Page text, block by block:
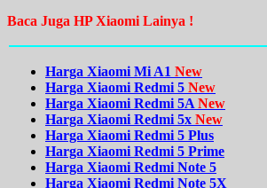
Baca Juga HP Xiaomi Lainya !
Harga Xiaomi Mi A1 New
Harga Xiaomi Redmi 5 New
Harga Xiaomi Redmi 5A New
Harga Xiaomi Redmi 5x New
Harga Xiaomi Redmi 5 Plus
Harga Xiaomi Redmi 5 Prime
Harga Xiaomi Redmi Note 5
Harga Xiaomi Redmi Note 5X